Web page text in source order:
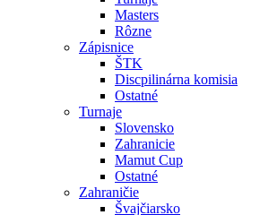
Masters
Rôzne
Zápisnice
ŠTK
Discpilinárna komisia
Ostatné
Turnaje
Slovensko
Zahranicie
Mamut Cup
Ostatné
Zahraničie
Švajčiarsko